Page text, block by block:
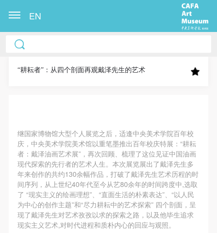
EN
“耕耘者”：从四个剖面再观戴泽先生的艺术
继国家博物馆大型个人展览之后，适逢中央美术学院百年校
庆，中央美术学院美术馆以重笔墨推出百年校庆特展：“耕耘
者：戴泽油画艺术展”，再次回顾、梳理了这位见证中国油画
现代探索的先行者的艺术人生。本次展览展出了戴泽先生多
年来创作的共约130余幅作品，打破了戴泽先生艺术历程的时
间序列，从上世纪40年代至今从艺80余年的时间跨度中,选取
了 “现实主义的绘画理想”、“直面生活的朴素表达”、“以人民
为中心的创作主题”和“尽力耕耘中的艺术探索” 四个剖面，呈
现了戴泽先生对艺术孜孜以求的探索之路，以及他毕生追求
现实主义艺术,对时代进程和质朴内心的回应与观照。
中央美术学院美术馆出版授权协议书
称“CAFAM”），愿意将本人参与中央美术学院美术馆
它数字媒体形式公开出版，并同意编入《中国知识资
源总库》《中央美术学院资料库》《中央美术学院美
术馆资料库》等相关资料、文献、档案机构和平台，
在中央美术学院中使用和在互联网上传播，同意按相
关“章程”规定享受相关权益。
中央美术学院美术馆活动安全免责协议书
第一条
中央美术学院美术馆出版授权协议书
称“CAFAM”），愿意将本人参与中央美术学院美术馆
它数字媒体形式公开出版，并同意编入《中国知识资
源总库》《中央美术学院资料库》《中央美术学院美
术馆资料库》等相关资料、文献、档案机构和平台，
在中央美术学院中使用和在互联网上传播，同意按相
关“章程”规定享受相关权益。
中央美术学院美术馆活动安全免责协议书
第一条
中央美术学院美术馆出版授权协议书
称“CAFAM”），愿意将本人参与中央美术学院美术馆
它数字媒体形式公开出版，并同意编入《中国知识资
源总库》《中央美术学院资料库》《中央美术学院美
术馆资料库》等相关资料、文献、档案机构和平台，
在中央美术学院中使用和在互联网上传播，同意按相
关“章程”规定享受相关权益。
中央美术学院美术馆活动安全免责协议书
第一条